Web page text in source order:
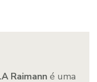
Raimann é uma